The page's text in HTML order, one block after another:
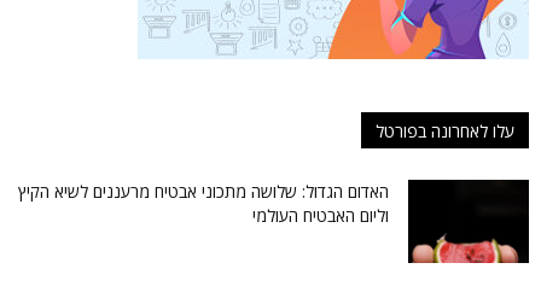
עלו לאחרונה בפורטל
האדום הגדול: שלושה מתכוני אבטיח מרעננים לשיא הקיץ
וליום האבטיח העולמי